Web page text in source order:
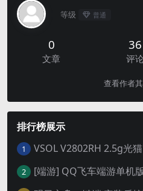
等级 普通
0
文章
36
评论
查看作者
排行榜展示
1
2